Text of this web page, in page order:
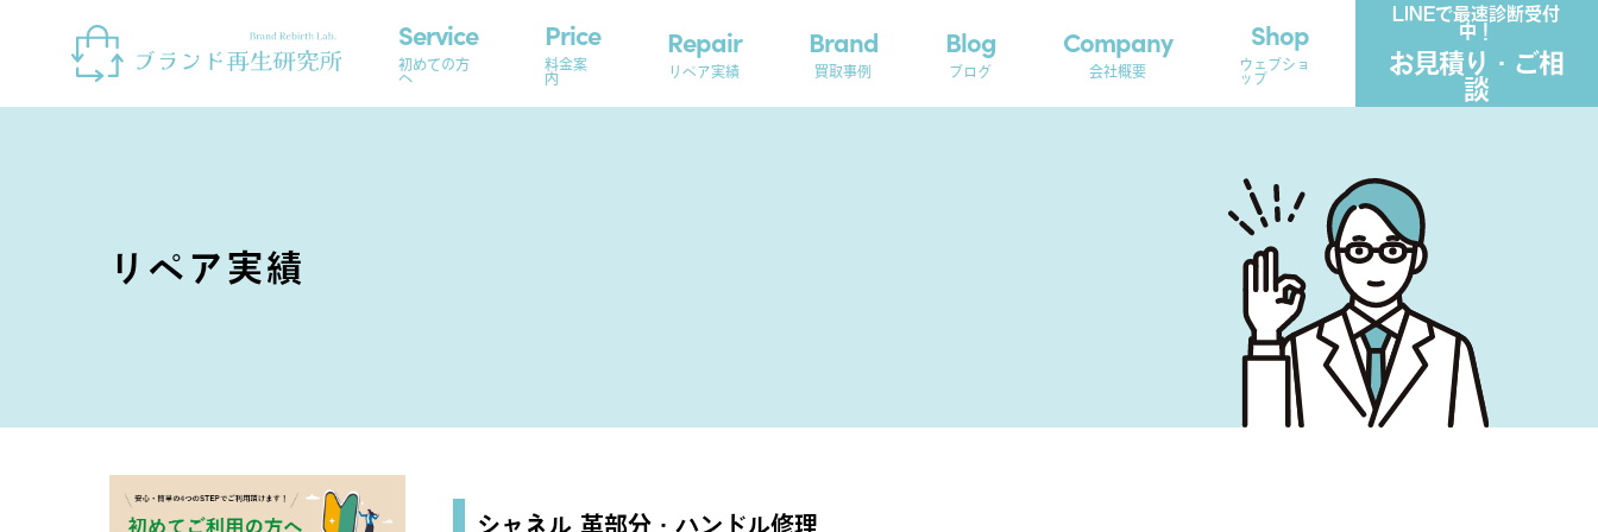
Service
初めての方
へ
Price
料金案
内
Repair
リペア実績
Brand
買取事例
Blog
ブログ
Company
会社概要
Shop
ウェブショ
ップ
LINEで最速診断受付
中！
お見積り・ご相
談
リペア実績
シャネル 革部分・ハンドル修理